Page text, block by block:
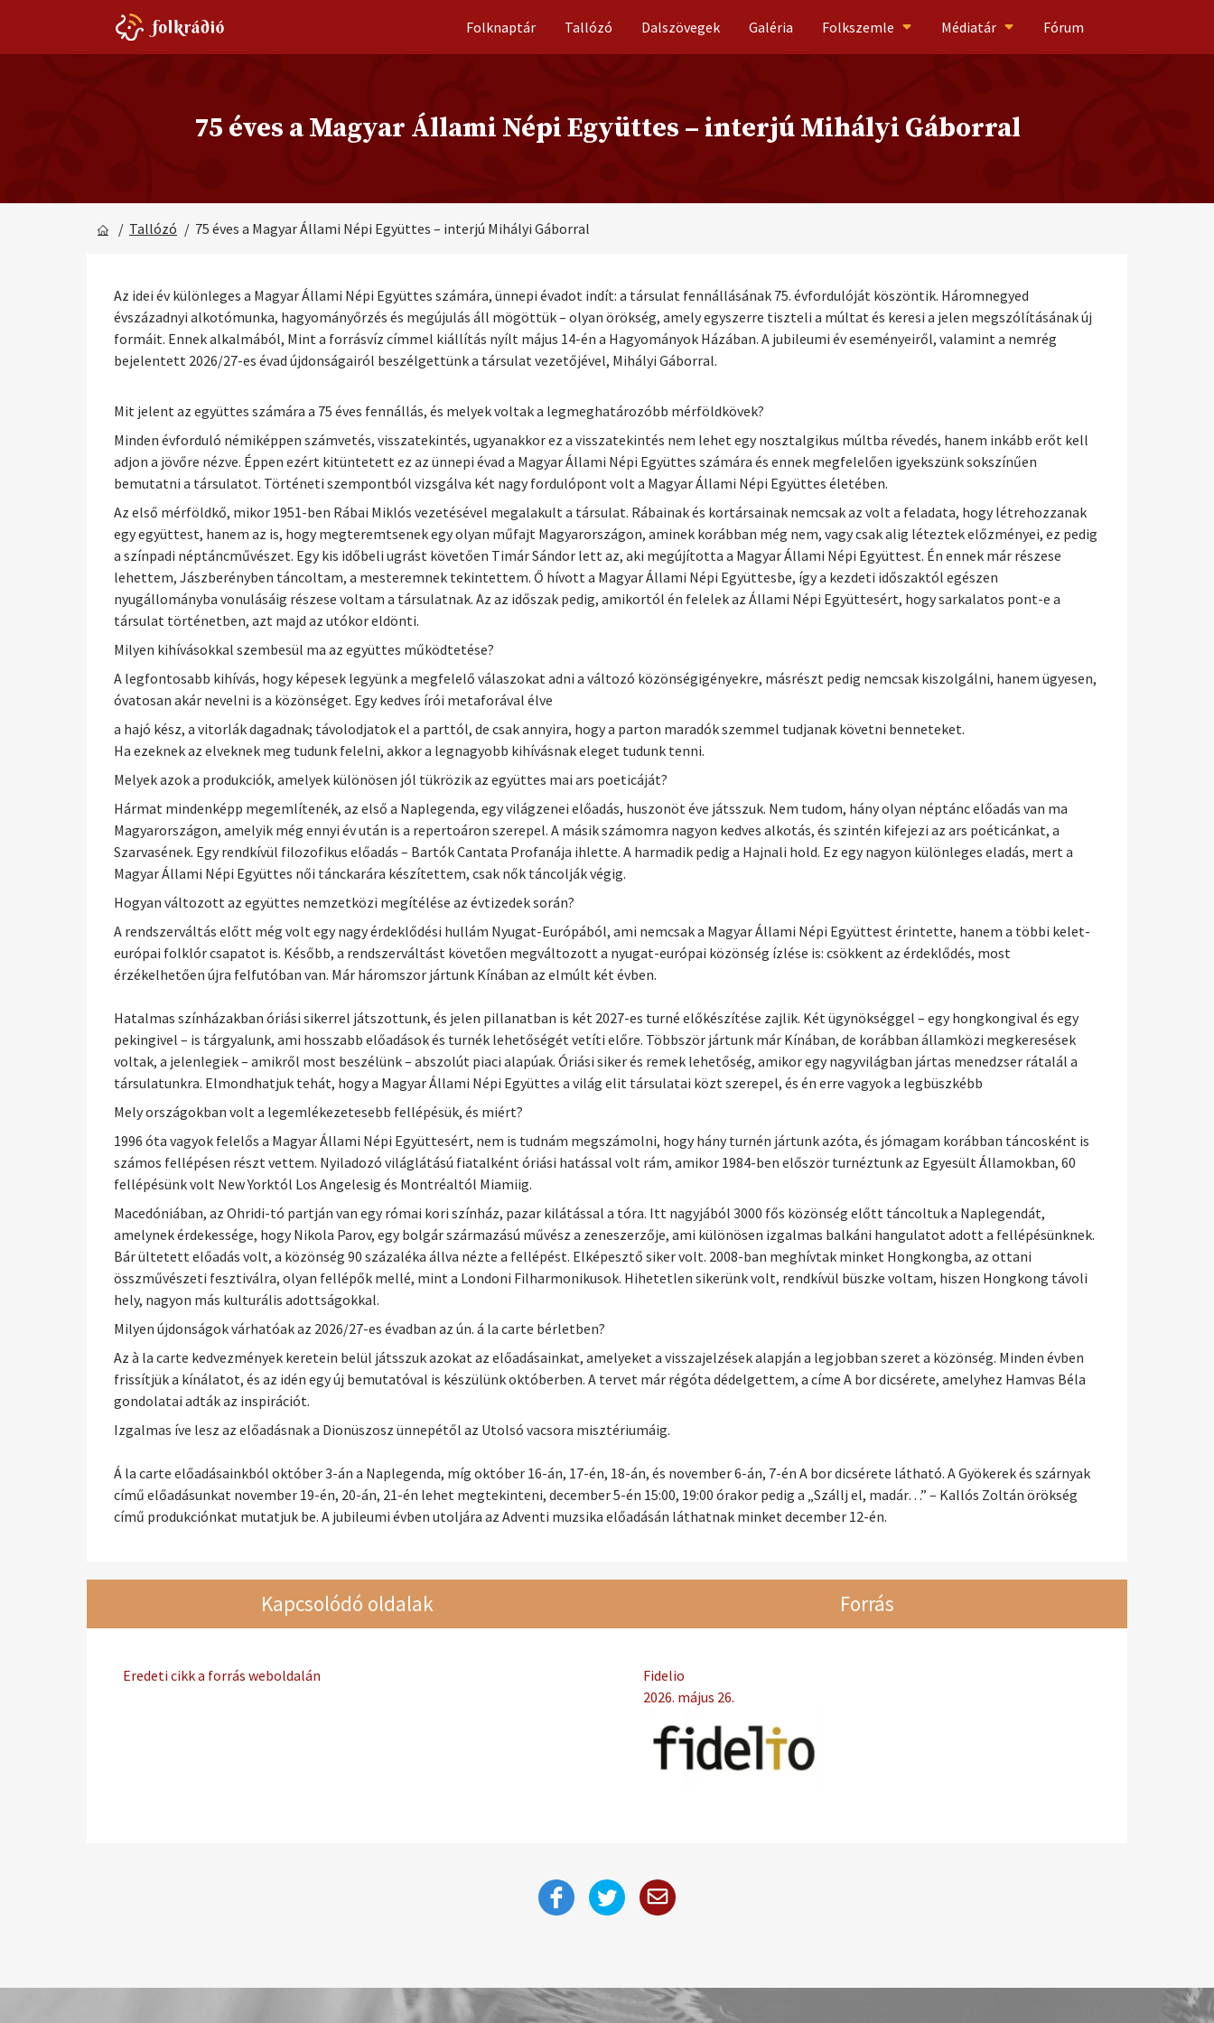
Folknaptár Tallózó Dalszövegek Galéria Folkszemle Médiatár Fórum
75 éves a Magyar Állami Népi Együttes – interjú Mihályi Gáborral
/ Tallózó / 75 éves a Magyar Állami Népi Együttes – interjú Mihályi Gáborral
Az idei év különleges a Magyar Állami Népi Együttes számára, ünnepi évadot indít: a társulat fennállásának 75. évfordulóját köszöntik. Háromnegyed
évszázadnyi alkotómunka, hagyományőrzés és megújulás áll mögöttük – olyan örökség, amely egyszerre tiszteli a múltat és keresi a jelen megszólításának új
formáit. Ennek alkalmából, Mint a forrásvíz címmel kiállítás nyílt május 14-én a Hagyományok Házában. A jubileumi év eseményeiről, valamint a nemrég
bejelentett 2026/27-es évad újdonságairól beszélgettünk a társulat vezetőjével, Mihályi Gáborral.
Mit jelent az együttes számára a 75 éves fennállás, és melyek voltak a legmeghatározóbb mérföldkövek?
Minden évforduló némiképpen számvetés, visszatekintés, ugyanakkor ez a visszatekintés nem lehet egy nosztalgikus múltba révedés, hanem inkább erőt kell
adjon a jövőre nézve. Éppen ezért kitüntetett ez az ünnepi évad a Magyar Állami Népi Együttes számára és ennek megfelelően igyekszünk sokszínűen
bemutatni a társulatot. Történeti szempontból vizsgálva két nagy fordulópont volt a Magyar Állami Népi Együttes életében.
Az első mérföldkő, mikor 1951-ben Rábai Miklós vezetésével megalakult a társulat. Rábainak és kortársainak nemcsak az volt a feladata, hogy létrehozzanak
egy együttest, hanem az is, hogy megteremtsenek egy olyan műfajt Magyarországon, aminek korábban még nem, vagy csak alig léteztek előzményei, ez pedig
a színpadi néptáncművészet. Egy kis időbeli ugrást követően Timár Sándor lett az, aki megújította a Magyar Állami Népi Együttest. Én ennek már részese
lehettem, Jászberényben táncoltam, a mesteremnek tekintettem. Ő hívott a Magyar Állami Népi Együttesbe, így a kezdeti időszaktól egészen
nyugállományba vonulásáig részese voltam a társulatnak. Az az időszak pedig, amikortól én felelek az Állami Népi Együttesért, hogy sarkalatos pont-e a
társulat történetben, azt majd az utókor eldönti.
Milyen kihívásokkal szembesül ma az együttes működtetése?
A legfontosabb kihívás, hogy képesek legyünk a megfelelő válaszokat adni a változó közönségigényekre, másrészt pedig nemcsak kiszolgálni, hanem ügyesen,
óvatosan akár nevelni is a közönséget. Egy kedves írói metaforával élve
a hajó kész, a vitorlák dagadnak; távolodjatok el a parttól, de csak annyira, hogy a parton maradók szemmel tudjanak követni benneteket.
Ha ezeknek az elveknek meg tudunk felelni, akkor a legnagyobb kihívásnak eleget tudunk tenni.
Melyek azok a produkciók, amelyek különösen jól tükrözik az együttes mai ars poeticáját?
Hármat mindenképp megemlítenék, az első a Naplegenda, egy világzenei előadás, huszonöt éve játsszuk. Nem tudom, hány olyan néptánc előadás van ma
Magyarországon, amelyik még ennyi év után is a repertoáron szerepel. A másik számomra nagyon kedves alkotás, és szintén kifejezi az ars poéticánkat, a
Szarvasének. Egy rendkívül filozofikus előadás – Bartók Cantata Profanája ihlette. A harmadik pedig a Hajnali hold. Ez egy nagyon különleges eladás, mert a
Magyar Állami Népi Együttes női tánckarára készítettem, csak nők táncolják végig.
Hogyan változott az együttes nemzetközi megítélése az évtizedek során?
A rendszerváltás előtt még volt egy nagy érdeklődési hullám Nyugat-Európából, ami nemcsak a Magyar Állami Népi Együttest érintette, hanem a többi kelet-
európai folklór csapatot is. Később, a rendszerváltást követően megváltozott a nyugat-európai közönség ízlése is: csökkent az érdeklődés, most
érzékelhetően újra felfutóban van. Már háromszor jártunk Kínában az elmúlt két évben.
Hatalmas színházakban óriási sikerrel játszottunk, és jelen pillanatban is két 2027-es turné előkészítése zajlik. Két ügynökséggel – egy hongkongival és egy
pekingivel – is tárgyalunk, ami hosszabb előadások és turnék lehetőségét vetíti előre. Többször jártunk már Kínában, de korábban államközi megkeresések
voltak, a jelenlegiek – amikről most beszélünk – abszolút piaci alapúak. Óriási siker és remek lehetőség, amikor egy nagyvilágban jártas menedzser rátalál a
társulatunkra. Elmondhatjuk tehát, hogy a Magyar Állami Népi Együttes a világ elit társulatai közt szerepel, és én erre vagyok a legbüszkébb
Mely országokban volt a legemlékezetesebb fellépésük, és miért?
1996 óta vagyok felelős a Magyar Állami Népi Együttesért, nem is tudnám megszámolni, hogy hány turnén jártunk azóta, és jómagam korábban táncosként is
számos fellépésen részt vettem. Nyiladozó világlátású fiatalként óriási hatással volt rám, amikor 1984-ben először turnéztunk az Egyesült Államokban, 60
fellépésünk volt New Yorktól Los Angelesig és Montréaltól Miamiig.
Macedóniában, az Ohridi-tó partján van egy római kori színház, pazar kilátással a tóra. Itt nagyjából 3000 fős közönség előtt táncoltuk a Naplegendát,
amelynek érdekessége, hogy Nikola Parov, egy bolgár származású művész a zeneszerzője, ami különösen izgalmas balkáni hangulatot adott a fellépésünknek.
Bár ültetett előadás volt, a közönség 90 százaléka állva nézte a fellépést. Elképesztő siker volt. 2008-ban meghívtak minket Hongkongba, az ottani
összművészeti fesztiválra, olyan fellépők mellé, mint a Londoni Filharmonikusok. Hihetetlen sikerünk volt, rendkívül büszke voltam, hiszen Hongkong távoli
hely, nagyon más kulturális adottságokkal.
Milyen újdonságok várhatóak az 2026/27-es évadban az ún. á la carte bérletben?
Az à la carte kedvezmények keretein belül játsszuk azokat az előadásainkat, amelyeket a visszajelzések alapján a legjobban szeret a közönség. Minden évben
frissítjük a kínálatot, és az idén egy új bemutatóval is készülünk októberben. A tervet már régóta dédelgettem, a címe A bor dicsérete, amelyhez Hamvas Béla
gondolatai adták az inspirációt.
Izgalmas íve lesz az előadásnak a Dionüszosz ünnepétől az Utolsó vacsora misztériumáig.
Á la carte előadásainkból október 3-án a Naplegenda, míg október 16-án, 17-én, 18-án, és november 6-án, 7-én A bor dicsérete látható. A Gyökerek és szárnyak
című előadásunkat november 19-én, 20-án, 21-én lehet megtekinteni, december 5-én 15:00, 19:00 órakor pedig a „Szállj el, madár…” – Kallós Zoltán örökség
című produkciónkat mutatjuk be. A jubileumi évben utoljára az Adventi muzsika előadásán láthatnak minket december 12-én.
Kapcsolódó oldalak
Eredeti cikk a forrás weboldalán
Forrás
Fidelio
2026. május 26.